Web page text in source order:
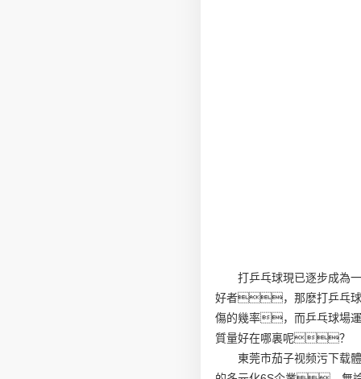
打乒乓球現已逐步成為
好者，那麽打乒乓球
傷的幾率，而乒乓球場
質量好在哪裏呢？
東莞市茄子视频污下